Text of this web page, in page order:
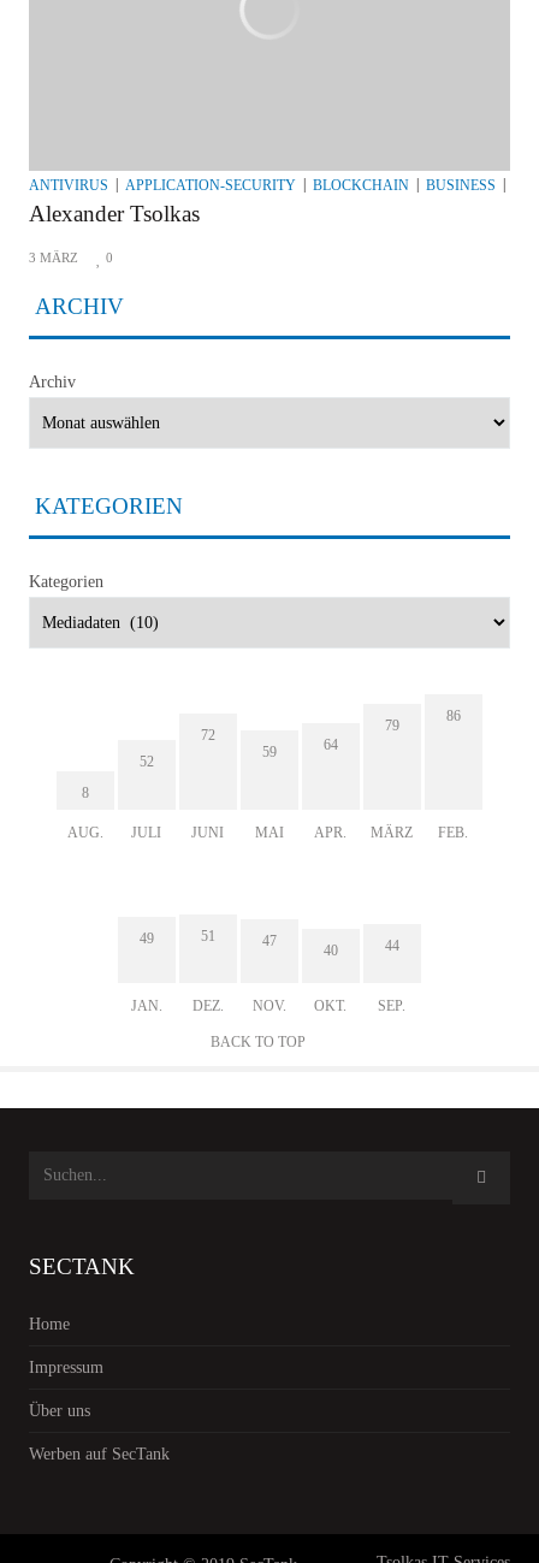
ANTIVIRUS APPLICATION-SECURITY BLOCKCHAIN BUSINESS
Alexander Tsolkas
3 MÄRZ 0
ARCHIV
Archiv
KATEGORIEN
Kategorien
8
AUG.
52
JULI
72
JUNI
59
MAI
64
APR.
79
MÄRZ
86
FEB.
49
JAN.
51
DEZ.
47
NOV.
40
OKT.
44
SEP.
BACK TO TOP
SECTANK
Home
Impressum
Über uns
Werben auf SecTank